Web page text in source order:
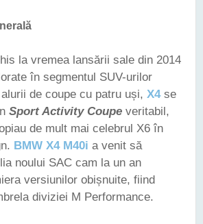
la vremea lansării sale din 2014
în segmentul SUV-urilor
de coupe cu patru uși, X4se
Sport Activity Coupe veritabil,
de mult mai celebrul X6 în
BMW X4 M40i a venit să
noului SAC cam la un an
versiunilor obișnuite, fiind
diviziei M Performance.